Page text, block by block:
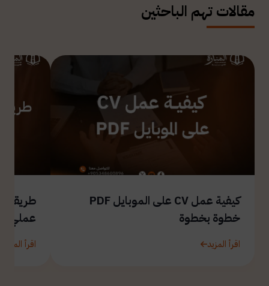
مقالات تهم الباحثين
كيفية عمل CV على الموبايل PDF
خطوة بخطوة
اقرأ المزيد
طريقة
عملي
اقرأ المزيد